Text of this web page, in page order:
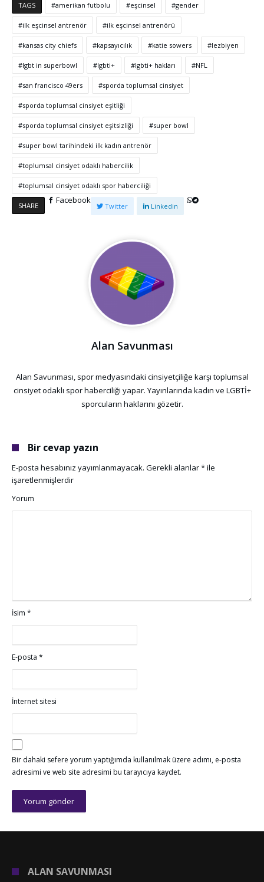
TAGS amerikan futbolu eşcinsel gender
ilk eşcinsel antrenör ilk eşcinsel antrenörü
kansas city chiefs kapsayıcılık katie sowers lezbiyen
lgbt in superbowl lgbti+ lgbti+ hakları NFL
san francisco 49ers sporda toplumsal cinsiyet
sporda toplumsal cinsiyet eşitliği
sporda toplumsal cinsiyet eşitsizliği super bowl
super bowl tarihindeki ilk kadın antrenör
toplumsal cinsiyet odaklı habercilik
toplumsal cinsiyet odaklı spor haberciliği
SHARE
Facebook
Twitter Linkedin
Alan Savunması
Alan Savunması, spor medyasındaki cinsiyetçiliğe karşı toplumsal
cinsiyet odaklı spor haberciliği yapar. Yayınlarında kadın ve LGBTİ+
sporcuların haklarını gözetir.
Bir cevap yazın
E-posta hesabınız yayımlanmayacak. Gerekli alanlar*ile
işaretlenmişlerdir
Yorum
İsim *
E-posta *
İnternet sitesi
Bir dahaki sefere yorum yaptığımda kullanılmak üzere adımı, e-posta
adresimi ve web site adresimi bu tarayıcıya kaydet.
ALAN SAVUNMASI